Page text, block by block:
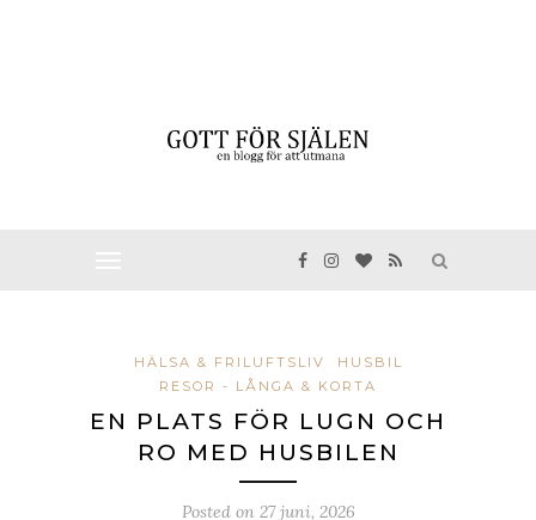
HÄLSA & FRILUFTSLIV
HUSBIL
RESOR - LÅNGA & KORTA
EN PLATS FÖR LUGN OCH
RO MED HUSBILEN
Posted on 27 juni, 2026